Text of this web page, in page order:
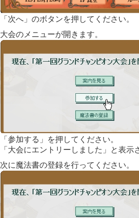
「次へ」のボタンを押してください。
大会のメニューが開きます。
「参加する」を押してください。
「大会にエントリーしました」と表示
次に魔法書の登録を行ってください。